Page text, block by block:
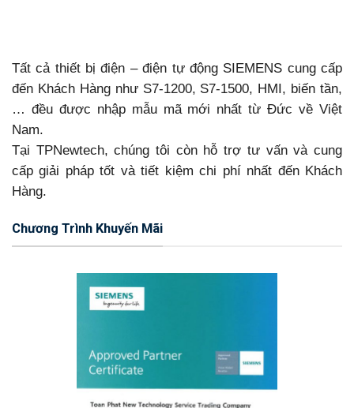
Tất cả thiết bị điện – điện tự động SIEMENS cung cấp
đến Khách Hàng như S7-1200, S7-1500, HMI, biến tần,
… đều được nhập mẫu mã mới nhất từ Đức về Việt
Nam.
Tại TPNewtech, chúng tôi còn hỗ trợ tư vấn và cung
cấp giải pháp tốt và tiết kiệm chi phí nhất đến Khách
Hàng.
Chương Trình Khuyến Mãi